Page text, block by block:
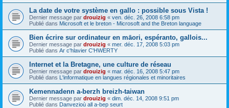
La date de votre système en gallo : possible sous Vista !
Dernier message par drouizig « ven. déc. 26, 2008 6:58 pm
Publié dans Microsoft et le breton - Microsoft and the Breton language
Bien écrire sur ordinateur en māori, espéranto, gallois...
Dernier message par drouizig « mer. déc. 17, 2008 5:03 pm
Publié dans Ar c'hlavier C'HWERTY
Internet et la Bretagne, une culture de réseau
Dernier message par drouizig « mar. déc. 16, 2008 5:47 pm
Publié dans L'informatique en langues régionales et minoritaires
Kemennadenn a-berzh breizh-taiwan
Dernier message par drouizig « dim. déc. 14, 2008 9:51 pm
Publié dans Danvezioù all a-bep seurt